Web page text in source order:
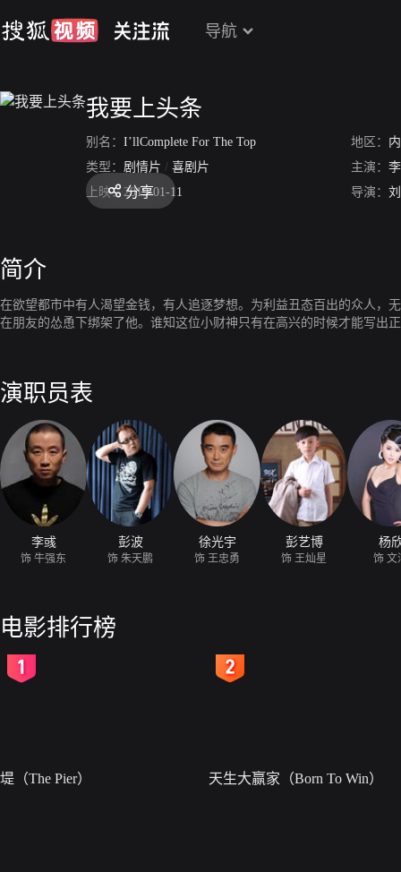
导航
我要上头条
别名： I’llComplete For The Top 地区：
类型： 剧情片 / 喜剧片 主演：
上映： 2019-01-11 导演：
分享
简介
在欲望都市中有人渴望金钱，有人追逐梦想。为利益丑态百出的众人，
在朋友的怂恿下绑架了他。谁知这位小财神只有在高兴的时候才能写
演职员表
李彧
饰 牛强东
彭波
饰 朱天鹏
徐光宇
饰 王忠勇
彭艺博
饰 王灿星
杨
饰 文
电影排行榜
堤（The Pier） 天生大赢家（Born To Win）